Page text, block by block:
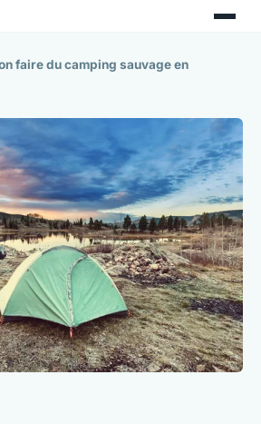
faire du camping sauvage en